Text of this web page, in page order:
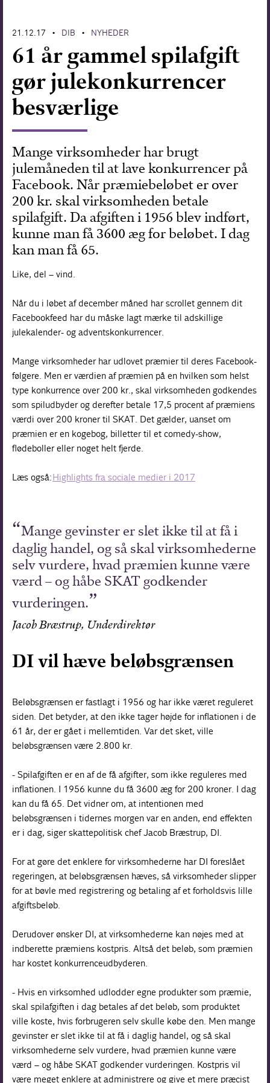
21.12.17 • DIB • NYHEDER
61 år gammel spilafgift
gør julekonkurrencer
besværlige
Mange virksomheder har brugt
julemåneden til at lave konkurrencer på
Facebook. Når præmiebeløbet er over
200 kr. skal virksomheden betale
spilafgift. Da afgiften i 1956 blev indført,
kunne man få 3600 æg for beløbet. I dag
kan man få 65.
Like, del – vind.
Når du i løbet af december måned har scrollet gennem dit
Facebookfeed har du måske lagt mærke til adskillige
julekalender- og adventskonkurrencer.
Mange virksomheder har udlovet præmier til deres Facebook-
følgere. Men er værdien af præmien på en hvilken som helst
type konkurrence over 200 kr., skal virksomheden godkendes
som spiludbyder og derefter betale 17,5 procent af præmiens
værdi over 200 kroner til SKAT. Det gælder, uanset om
præmien er en kogebog, billetter til et comedy-show,
flødeboller eller noget helt fjerde.
Læs også:Highlights fra sociale medier i 2017
Mange gevinster er slet ikke til at få i
daglig handel, og så skal virksomhederne
selv vurdere, hvad præmien kunne være
værd – og håbe SKAT godkender
vurderingen.
Jacob Bræstrup, Underdirektør
DI vil hæve beløbsgrænsen
Beløbsgrænsen er fastlagt i 1956 og har ikke været reguleret
siden. Det betyder, at den ikke tager højde for inflationen i de
61 år, der er gået i mellemtiden. Var det sket, ville
beløbsgrænsen være 2.800 kr.
- Spilafgiften er en af de få afgifter, som ikke reguleres med
inflationen. I 1956 kunne du få 3600 æg for 200 kroner. I dag
kan du få 65. Det vidner om, at intentionen med
beløbsgrænsen i tidernes morgen var en anden, end effekten
er i dag, siger skattepolitisk chef Jacob Bræstrup, DI.
For at gøre det enklere for virksomhederne har DI foreslået
regeringen, at beløbsgrænsen hæves, så virksomheder slipper
for at bøvle med registrering og betaling af et forholdsvis lille
afgiftsbeløb.
Derudover ønsker DI, at virksomhederne kan nøjes med at
indberette præmiens kostpris. Altså det beløb, som præmien
har kostet konkurrenceudbyderen.
- Hvis en virksomhed udlodder egne produkter som præmie,
skal spilafgiften i dag betales af det beløb, som produktet
ville koste, hvis forbrugeren selv skulle købe den. Men mange
gevinster er slet ikke til at få i daglig handel, og så skal
virksomhederne selv vurdere, hvad præmien kunne være
værd – og håbe SKAT godkender vurderingen. Kostpris vil
være meget enklere at administrere og give et mere præcist